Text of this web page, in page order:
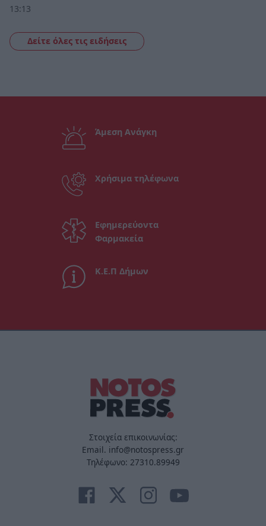
13:13
Δείτε όλες τις ειδήσεις
Άμεση Ανάγκη
Χρήσιμα τηλέφωνα
Εφημερεύοντα
Φαρμακεία
Κ.Ε.Π Δήμων
Στοιχεία επικοινωνίας:
Email. info@notospress.gr
Τηλέφωνο: 27310.89949